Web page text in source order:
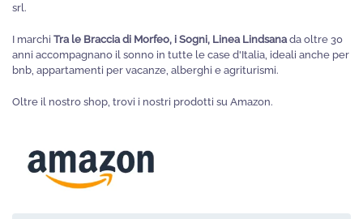
srl.
I marchi Tra le Braccia di Morfeo, i Sogni, Linea Lindsanada oltre 30
anni accompagnano il sonno in tutte le case d'Italia, ideali anche per
bnb, appartamenti per vacanze, alberghi e agriturismi.
Oltre il nostro shop, trovi i nostri prodotti su Amazon.